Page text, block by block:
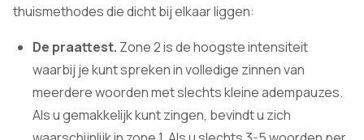
thuismethodes die dicht bij elkaar liggen:
De praattest. Zone 2 is de hoogste intensiteit
waarbij je kunt spreken in volledige zinnen van
meerdere woorden met slechts kleine adempauzes.
Als u gemakkelijk kunt zingen, bevindt u zich